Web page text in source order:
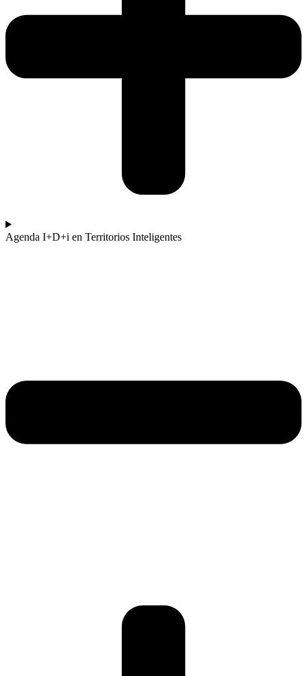
Agenda I+D+i en Territorios Inteligentes